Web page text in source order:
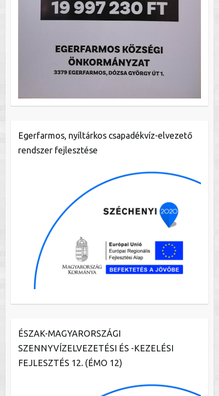
Egerfarmos, nyíltárkos csapadékvíz-elvezető
rendszer fejlesztése
ÉSZAK-MAGYARORSZÁGI
SZENNYVÍZELVEZETÉSI ÉS -KEZELÉSI
FEJLESZTÉS 12. (ÉMO 12)